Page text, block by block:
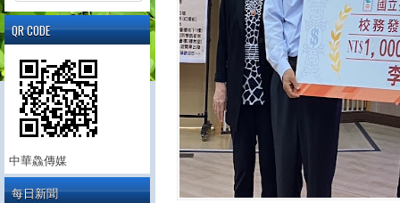
QR CODE
中華鱻傳媒
每日新聞